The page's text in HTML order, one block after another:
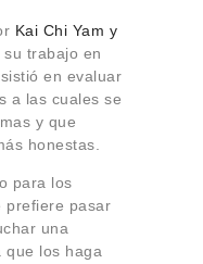
Kai Chi Yam y
su trabajo en
en evaluar
a las cuales se
y que
honestas.
para los
prefiere pasar
una
que los haga